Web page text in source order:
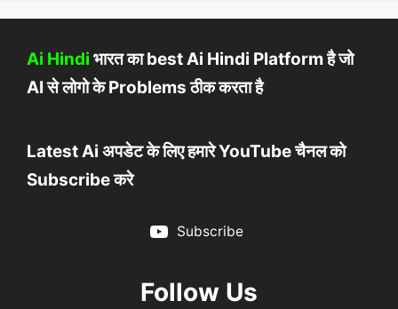
Ai Hindi भारत का best Ai Hindi Platform है जो
AI से लोगो के Problems ठीक करता है
Latest Ai अपडेट के लिए हमारे YouTube चैनल को
Subscribe करे
Subscribe
Follow Us